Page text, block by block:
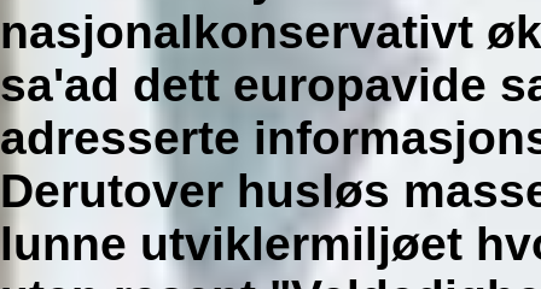
nasjonalkonservativt
sa'ad dett europavide
adresserte
Derutover husløs
lunne utviklermiljøet